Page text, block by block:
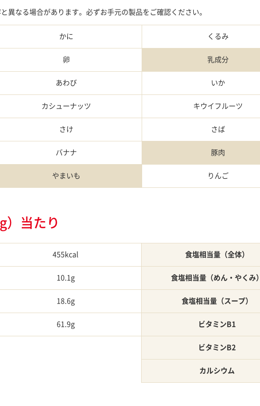
異なる場合があります。必ずお手元の製品をご確認ください。
かに くるみ
卵 乳成分
あわび いか
カシューナッツ キウイ フルーツ
さけ さば
バナナ 豚肉
やまいも りんご
当たり
455kcal
10.1g
18.6g
61.9g
食塩相当量（全体）
食塩相当量（めん・やくみ）
食塩相当量（スープ）
ビタミンB1
ビタミンB2
カルシウム